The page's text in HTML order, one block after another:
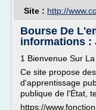
Site : http://
Bourse De
informations :
1 Bienvenue Sur
Ce site propose
d'apprentissage
publique de l'État,
https://